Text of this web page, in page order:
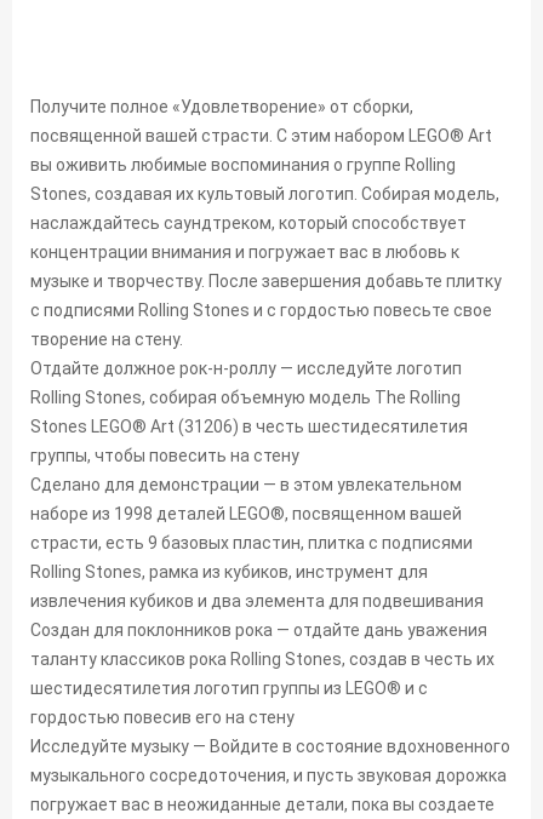
Получите полное «Удовлетворение» от сборки,
посвященной вашей страсти. С этим набором LEGO® Art
вы оживить любимые воспоминания о группе Rolling
Stones, создавая их культовый логотип. Собирая модель,
наслаждайтесь саундтреком, который способствует
концентрации внимания и погружает вас в любовь к
музыке и творчеству. После завершения добавьте плитку
с подписями Rolling Stones и с гордостью повесьте свое
творение на стену.
Отдайте должное рок-н-роллу — исследуйте логотип
Rolling Stones, собирая объемную модель The Rolling
Stones LEGO® Art (31206) в честь шестидесятилетия
группы, чтобы повесить на стену
Сделано для демонстрации — в этом увлекательном
наборе из 1998 деталей LEGO®, посвященном вашей
страсти, есть 9 базовых пластин, плитка с подписями
Rolling Stones, рамка из кубиков, инструмент для
извлечения кубиков и два элемента для подвешивания
Создан для поклонников рока — отдайте дань уважения
таланту классиков рока Rolling Stones, создав в честь их
шестидесятилетия логотип группы из LEGO® и с
гордостью повесив его на стену
Исследуйте музыку — Войдите в состояние вдохновенного
музыкального сосредоточения, и пусть звуковая дорожка
погружает вас в неожиданные детали, пока вы создаете